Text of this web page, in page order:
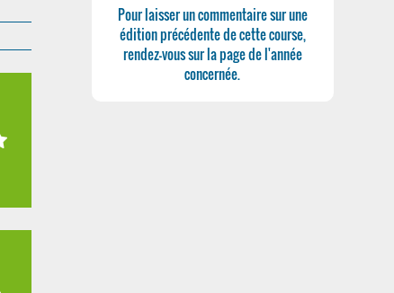
Pour laisser un commentaire sur une
édition précédente de cette course,
rendez-vous sur la page de l'année
concernée.